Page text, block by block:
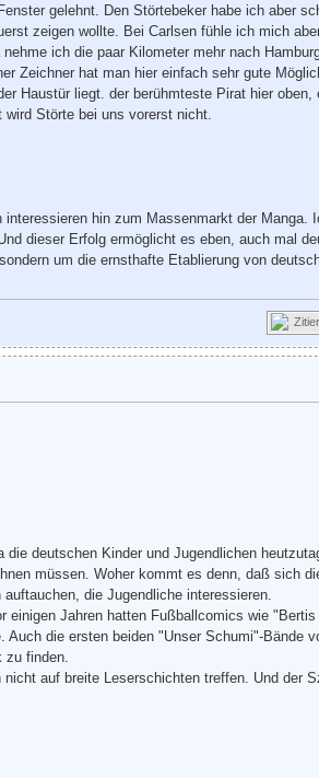
gelehnt. Den Störtebeker habe ich aber
zeigen wollte. Bei Carlsen fühle ich mich
ich die paar Kilometer mehr nach
Zeichner hat man hier einfach sehr gute
Haustür liegt. der berühmteste Pirat hier oben,
Störte bei uns vorerst nicht.
hin zum Massenmarkt der Manga.
dieser Erfolg ermöglicht es eben, auch mal
um die ernsthafte Etablierung von
deutschen Kinder und Jugendlichen
müssen. Woher kommt es denn, daß sich
die Jugendliche interessieren.
Jahren hatten Fußballcomics wie
die ersten beiden "Unser Schumi"-Bände
finden.
auf breite Leserschichten treffen. Und der